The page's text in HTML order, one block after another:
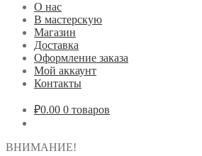
О нас
В мастерскую
Магазин
Доставка
Оформление заказа
Мой аккаунт
Контакты
₽0.00 0 товаров
ВНИМАНИЕ!